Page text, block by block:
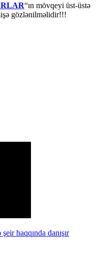
“ın mövqeyi üst-üstə
gözlənilməlidir!!!
haqqında danışır